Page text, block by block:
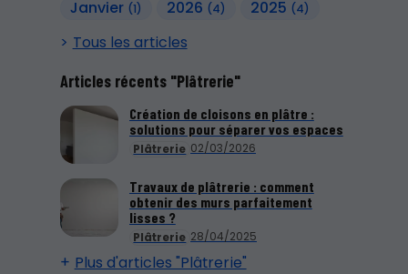
Janvier (1) 2026 (4) 2025 (4)
Tous les articles
Articles récents "Plâtrerie"
Plâtrerie 02/03/2026
Création de cloisons en plâtre :
solutions pour séparer vos espaces
Plâtrerie 28/04/2025
Travaux de plâtrerie : comment
obtenir des murs parfaitement
lisses ?
Plus d'articles "Plâtrerie"